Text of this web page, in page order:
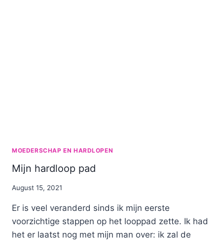
MOEDERSCHAP EN HARDLOPEN
Mijn hardloop pad
By
August 15, 2021
Er is veel veranderd sinds ik mijn eerste
voorzichtige stappen op het looppad zette. Ik had
het er laatst nog met mijn man over: ik zal de